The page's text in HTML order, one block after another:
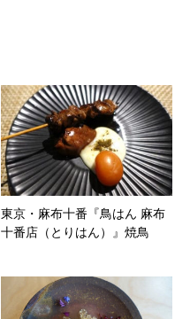
東京・麻布十番『鳥はん 麻布
十番店（とりはん）』焼鳥